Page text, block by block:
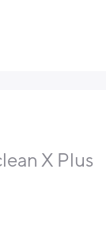
та
X Plus